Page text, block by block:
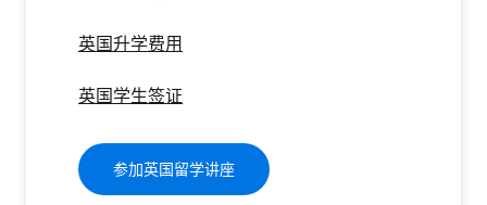
英国升学费用
英国学生签证
参加英国留学讲座